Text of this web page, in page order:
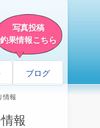
写真投稿
釣果情報こちら
ブログ
情報
報